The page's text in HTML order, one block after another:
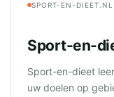
SPORT-EN-DIEET.NL
Sport-en-
Sport-en-dieet
uw doelen op